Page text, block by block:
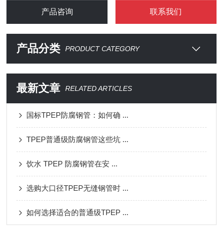
产品咨询 联系我们
产品分类 PRODUCT CATEGORY
最新文章 RELATED ARTICLES
国标TPEP防腐钢管：如何确 ...
TPEP普通级防腐钢管这些坑 ...
饮水 TPEP 防腐钢管在安 ...
选购大口径TPEP无缝钢管时 ...
如何选择适合的普通级TPEP ...